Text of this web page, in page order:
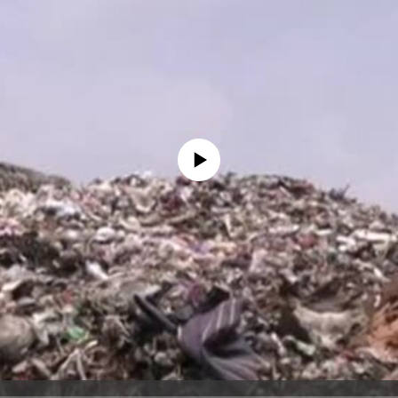
No media source currently available